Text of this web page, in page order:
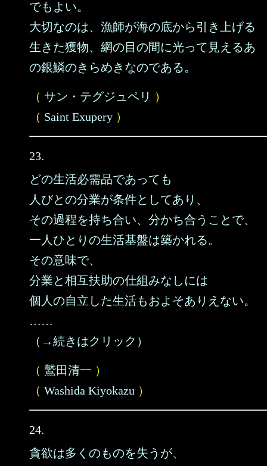
でもよい。
大切なのは、漁師が海の底から引き上げる
生きた獲物、網の目の間に光って見えるあ
の銀鱗のきらめきなのである。
（ サン・テグジュペリ ）
（ Saint Exupery ）
23.
どの生活必需品であっても
人びとの分業が条件としてあり、
その過程を持ち合い、分かち合うことで、
一人ひとりの生活基盤は築かれる。
その意味で、
分業と相互扶助の仕組みなしには
個人の自立した生活もおよそありえない。
……
（→続きはクリック）
（ 鷲田清一 ）
（ Washida Kiyokazu ）
24.
貪欲は多くのものを失うが、